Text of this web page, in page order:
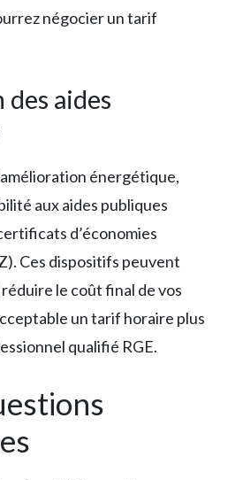
négocier un tarif
aides
énergétique,
aux aides publiques
d’économies
Ces dispositifs peuvent
le coût final de vos
un tarif horaire plus
qualifié RGE.